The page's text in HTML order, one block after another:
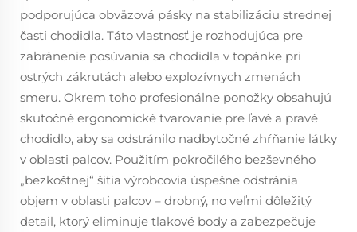
podporujúca obväzová pásky na stabilizáciu strednej
časti chodidla. Táto vlastnosť je rozhodujúca pre
zabránenie posúvania sa chodidla v topánke pri
ostrých zákrutách alebo explozívnych zmenách
smeru. Okrem toho profesionálne ponožky obsahujú
skutočné ergonomické tvarovanie pre ľavé a pravé
chodidlo, aby sa odstránilo nadbytočné zhŕňanie látky
v oblasti palcov. Použitím pokročilého bezševného
„bezkoštnej“ šitia výrobcovia úspešne odstránia
objem v oblasti palcov – drobný, no veľmi dôležitý
detail, ktorý eliminuje tlakové body a zabezpečuje